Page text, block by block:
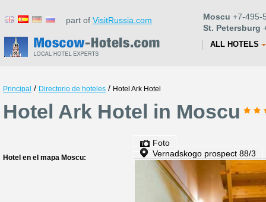
part of VisitRussia.com Moscu +7-495-
St. Petersburg
ALL HOTELS
Principal / Directorio de hoteles / Hotel Ark Hotel
Hotel Ark Hotel in Moscu
Hotel en el mapa Moscu:
Foto
Vernadskogo prospect 88/3